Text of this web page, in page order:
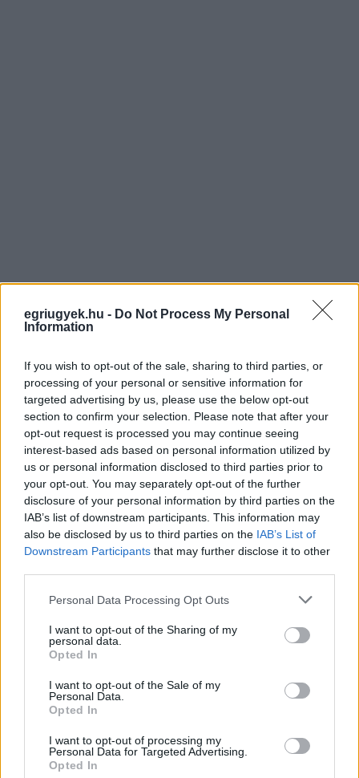
egriugyek.hu - Do Not Process My Personal
Information
If you wish to opt-out of the sale, sharing to third parties, or
processing of your personal or sensitive information for
targeted advertising by us, please use the below opt-out
section to confirm your selection. Please note that after your
opt-out request is processed you may continue seeing
interest-based ads based on personal information utilized by
us or personal information disclosed to third parties prior to
your opt-out. You may separately opt-out of the further
disclosure of your personal information by third parties on the
IAB’s list of downstream participants. This information may
also be disclosed by us to third parties on the IAB’s List of
Downstream Participants that may further disclose it to other
Please note that this website/app uses one or more Google
not limited to your visit or usage behaviour. You may click to
grant or deny consent to Google and its third-party tags to
use your data for below specified purposes in below Google
consent section.
Personal Data Processing Opt Outs
I want to opt-out of the Sharing of my
personal data.
Opted In
I want to opt-out of the Sale of my
Personal Data.
Opted In
I want to opt-out of processing my
Personal Data for Targeted Advertising.
Opted In